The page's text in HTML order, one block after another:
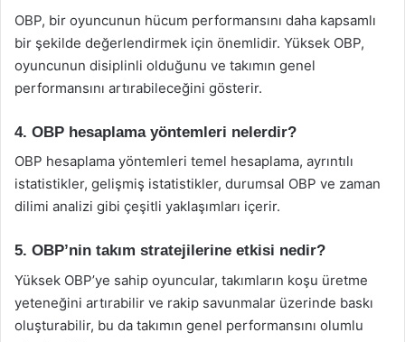
OBP, bir oyuncunun hücum performansını daha kapsamlı
bir şekilde değerlendirmek için önemlidir. Yüksek OBP,
oyuncunun disiplinli olduğunu ve takımın genel
performansını artırabileceğini gösterir.
4. OBP hesaplama yöntemleri nelerdir?
OBP hesaplama yöntemleri temel hesaplama, ayrıntılı
istatistikler, gelişmiş istatistikler, durumsal OBP ve zaman
dilimi analizi gibi çeşitli yaklaşımları içerir.
5. OBP’nin takım stratejilerine etkisi nedir?
Yüksek OBP’ye sahip oyuncular, takımların koşu üretme
yeteneğini artırabilir ve rakip savunmalar üzerinde baskı
oluşturabilir, bu da takımın genel performansını olumlu